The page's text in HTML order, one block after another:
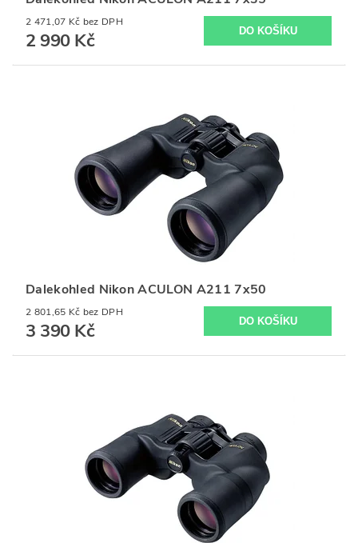
2 471,07 Kč bez DPH
2 990 Kč
Dalekohled Nikon ACULON A211 7x50
2 801,65 Kč bez DPH
3 390 Kč